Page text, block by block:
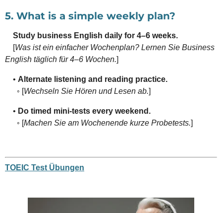
5. What is a simple weekly plan?
Study business English daily for 4–6 weeks.
[Was ist ein einfacher Wochenplan? Lernen Sie Business
English täglich für 4–6 Wochen.]
• Alternate listening and reading practice.
◦ [Wechseln Sie Hören und Lesen ab.]
• Do timed mini-tests every weekend.
◦ [Machen Sie am Wochenende kurze Probetests.]
TOEIC Test Übungen